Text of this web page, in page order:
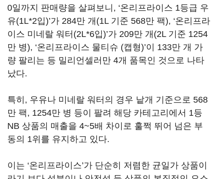
0일까지 판매량을 살펴보니, ‘온리프라이스 1등급 우
유(1L*2입)’가 284만 개(1L 기준 568만 팩), ‘온리프라
이스 미네랄 워터(2L*6입)’가 209만 개(2L 기준 1254
만 병), ‘온리프라이스 물티슈 (캡형)’이 133만 개 가
량 팔리는 등 밀리언셀러만 4개 품목인 것으로 나타
났다.
특히, 우유나 미네랄 워터의 경우 낱개 기준으로 568
만 팩, 1254만 병 등이 팔려 해당 카테고리에서 1등
NB 상품의 매출을 4~5배 차이로 훌쩍 뛰어 넘은 부
동의 1위를 유지하고 있다.
이는 ‘온리프라이스’가 단순히 저렴한 균일가 상품이